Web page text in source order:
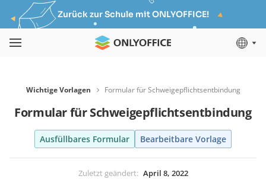
Zurück zur Schule mit ONLYOFFICE!
Wichtige Vorlagen Formular für Schweigepflichtsentbindung
Formular für Schweigepflichtsentbindung
Ausfüllbares Formular Bearbeitbare Vorlage
Zuletzt geändert: April 8, 2022